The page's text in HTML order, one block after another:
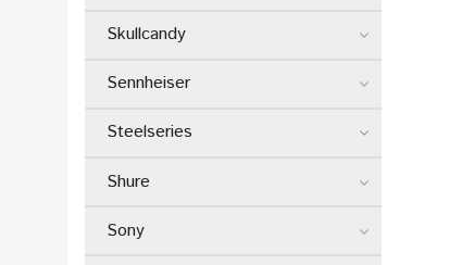
Skullcandy
Sennheiser
Steelseries
Shure
Sony